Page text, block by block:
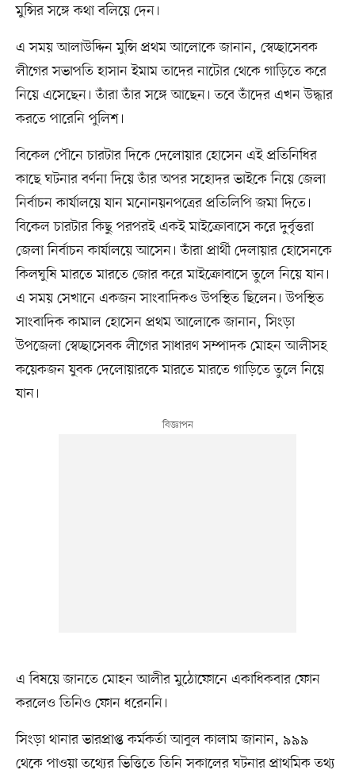
মুন্সির সঙ্গে কথা বলিয়ে দেন।
এ সময় আলাউদ্দিন মুন্সি প্রথম আলোকে জানান, স্বেচ্ছাসেবক
লীগের সভাপতি হাসান ইমাম তাদের নাটোর থেকে গাড়িতে করে
নিয়ে এসেছেন। তাঁরা তাঁর সঙ্গে আছেন। তবে তাঁদের এখন উদ্ধার
করতে পারেনি পুলিশ।
বিকেল পৌনে চারটার দিকে দেলোয়ার হোসেন এই প্রতিনিধির
কাছে ঘটনার বর্ণনা দিয়ে তাঁর অপর সহোদর ভাইকে নিয়ে জেলা
নির্বাচন কার্যালয়ে যান মনোনয়নপত্রের প্রতিলিপি জমা দিতে।
বিকেল চারটার কিছু পরপরই একই মাইক্রোবাসে করে দুর্বৃত্তরা
জেলা নির্বাচন কার্যালয়ে আসেন। তাঁরা প্রার্থী দেলায়ার হোসেনকে
কিলঘুষি মারতে মারতে জোর করে মাইক্রোবাসে তুলে নিয়ে যান।
এ সময় সেখানে একজন সাংবাদিকও উপস্থিত ছিলেন। উপস্থিত
সাংবাদিক কামাল হোসেন প্রথম আলোকে জানান, সিংড়া
উপজেলা স্বেচ্ছাসেবক লীগের সাধারণ সম্পাদক মোহন আলীসহ
কয়েকজন যুবক দেলোয়ারকে মারতে মারতে গাড়িতে তুলে নিয়ে
যান।
এ বিষয়ে জানতে মোহন আলীর মুঠোফোনে একাধিকবার ফােন
করলেও তিনিও ফোন ধরেননি।
সিংড়া থানার ভারপ্রাপ্ত কর্মকর্তা আবুল কালাম জানান, ৯৯৯
থেকে পাওয়া তথ্যের ভিত্তিতে তিনি সকালের ঘটনার প্রাথমিক তথ্য